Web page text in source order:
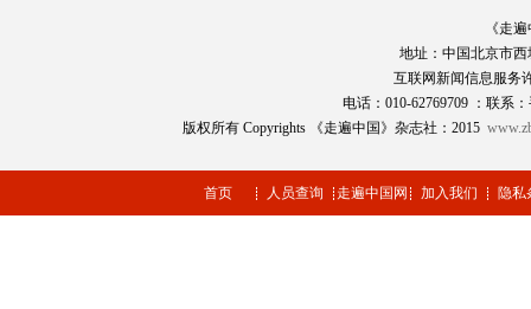
《走
地址：中国北京市
互联网新闻信息服务
电话：010-62769709 ：联系
版权所有 Copyrights 《走遍中国》杂志社：2015
首页 人员查询 走遍中国网 加入我们 隐私